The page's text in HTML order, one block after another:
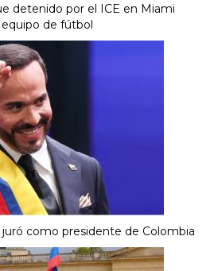
detenido por el ICE en Miami
de fútbol
juró como presidente de Colombia